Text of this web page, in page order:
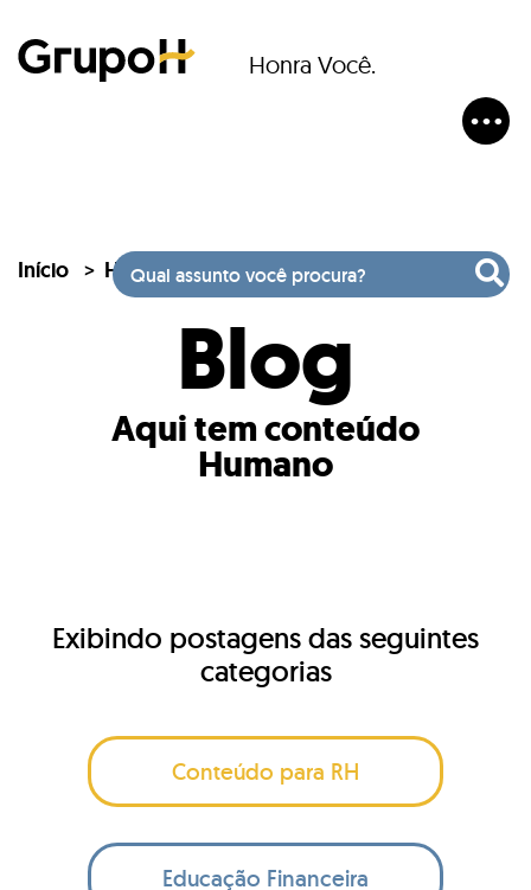
Honra Você.
Início Heduca Blog
Blog
Aqui tem conteúdo
Humano
Exibindo postagens das seguintes
categorias
Conteúdo para RH
Educação Financeira